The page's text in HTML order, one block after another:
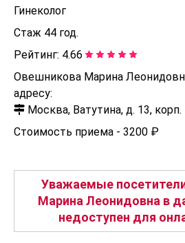
Гинеколог
Стаж 44 год.
Рейтинг: 4.66
Овешникова Марина
адресу:
Москва, Ватутина, д. 13, корп.
Стоимость приема - 3200 ₽
Уважаемые
Марина Леонидовна в
недоступен для